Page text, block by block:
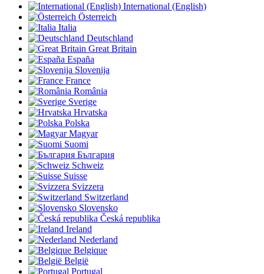
International (English)
Österreich
Italia
Deutschland
Great Britain
España
Slovenija
France
România
Sverige
Hrvatska
Polska
Magyar
Suomi
България
Schweiz
Suisse
Svizzera
Switzerland
Slovensko
Česká republika
Ireland
Nederland
Belgique
België
Portugal